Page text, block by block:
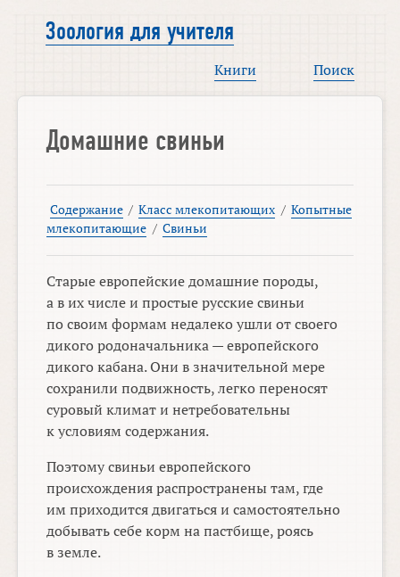
Зоология для учителя
Книги Поиск
Домашние свиньи
Содержание / Класс млекопитающих / Копытные
млекопитающие / Свиньи
Старые европейские домашние породы,
а в их числе и простые русские свиньи
по своим формам недалеко ушли от своего
дикого родоначальника — европейского
дикого кабана. Они в значительной мере
сохранили подвижность, легко переносят
суровый климат и нетребовательны
к условиям содержания.
Поэтому свиньи европейского
происхождения распространены там, где
им приходится двигаться и самостоятельно
добывать себе корм на пастбище, роясь
в земле.